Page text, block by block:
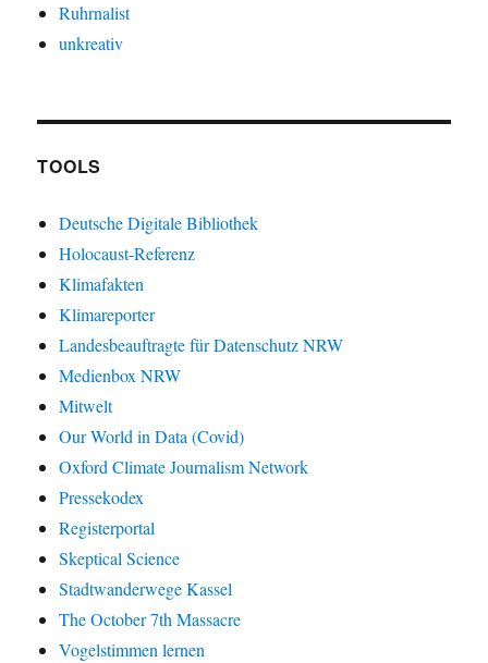
Ruhrnalist
unkreativ
TOOLS
Deutsche Digitale Bibliothek
Holocaust-Referenz
Klimafakten
Klimareporter
Landesbeauftragte für Datenschutz NRW
Medienbox NRW
Mitwelt
Our World in Data (Covid)
Oxford Climate Journalism Network
Pressekodex
Registerportal
Skeptical Science
Stadtwanderwege Kassel
The October 7th Massacre
Vogelstimmen lernen